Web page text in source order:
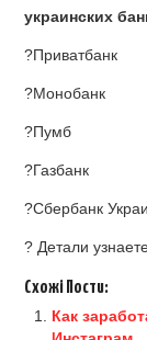
украинских
?Приватбанк
?Монобанк
?Пумб
?Газбанк
?Сбербанк
? Детали
Схожі Пости:
Как